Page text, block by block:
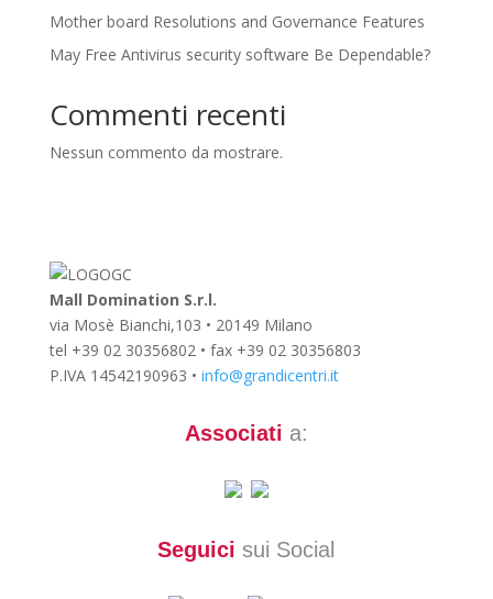
Mother board Resolutions and Governance Features
May Free Antivirus security software Be Dependable?
Commenti recenti
Nessun commento da mostrare.
Mall Domination S.r.l.
via Mosè Bianchi,103 • 20149 Milano
tel +39 02 30356802 • fax +39 02 30356803
P.IVA 14542190963 • info@grandicentri.it
Associati a:
Seguici sui Social